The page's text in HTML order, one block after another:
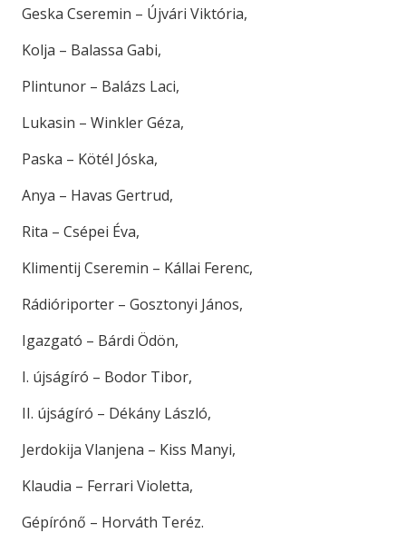
Geska Cseremin – Újvári Viktória,
Kolja – Balassa Gabi,
Plintunor – Balázs Laci,
Lukasin – Winkler Géza,
Paska – Kötél Jóska,
Anya – Havas Gertrud,
Rita – Csépei Éva,
Klimentij Cseremin – Kállai Ferenc,
Rádióriporter – Gosztonyi János,
Igazgató – Bárdi Ödön,
I. újságíró – Bodor Tibor,
II. újságíró – Dékány László,
Jerdokija Vlanjena – Kiss Manyi,
Klaudia – Ferrari Violetta,
Gépírónő – Horváth Teréz.